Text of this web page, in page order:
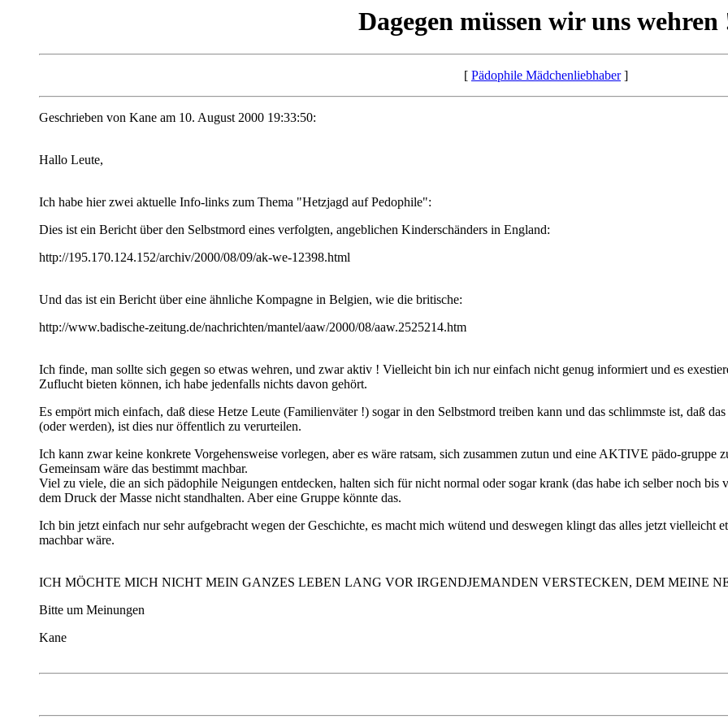
Dagegen müssen wir uns wehren
[ Pädophile Mädchenliebhaber]
Geschrieben von Kane am 10. August 2000 19:33:50:
Hallo Leute,
Ich habe hier zwei aktuelle Info-links zum Thema "Hetzjagd auf Pedophile":
Dies ist ein Bericht über den Selbstmord eines verfolgten, angeblichen Kinderschänders in England:
http://195.170.124.152/archiv/2000/08/09/ak-we-12398.html
Und das ist ein Bericht über eine ähnliche Kompagne in Belgien, wie die britische:
http://www.badische-zeitung.de/nachrichten/mantel/aaw/2000/08/aaw.2525214.htm
Ich finde, man sollte sich gegen so etwas wehren, und zwar aktiv ! Vielleicht bin ich nur einfach nicht genug informiert und es
Zuflucht bieten können, ich habe jedenfalls nichts davon gehört.
Es empört mich einfach, daß diese Hetze Leute (Familienväter !) sogar in den Selbstmord treiben kann und das schlimmste ist, daß
(oder werden), ist dies nur öffentlich zu verurteilen.
Ich kann zwar keine konkrete Vorgehensweise vorlegen, aber es wäre ratsam, sich zusammen zutun und eine AKTIVE pädo-gruppe
Gemeinsam wäre das bestimmt machbar.
Viel zu viele, die an sich pädophile Neigungen entdecken, halten sich für nicht normal oder sogar krank (das habe ich selber noch
dem Druck der Masse nicht standhalten. Aber eine Gruppe könnte das.
Ich bin jetzt einfach nur sehr aufgebracht wegen der Geschichte, es macht mich wütend und deswegen klingt das alles jetzt vielleicht
machbar wäre.
ICH MÖCHTE MICH NICHT MEIN GANZES LEBEN LANG VOR IRGENDJEMANDEN VERSTECKEN, DEM MEINE
Bitte um Meinungen
Kane